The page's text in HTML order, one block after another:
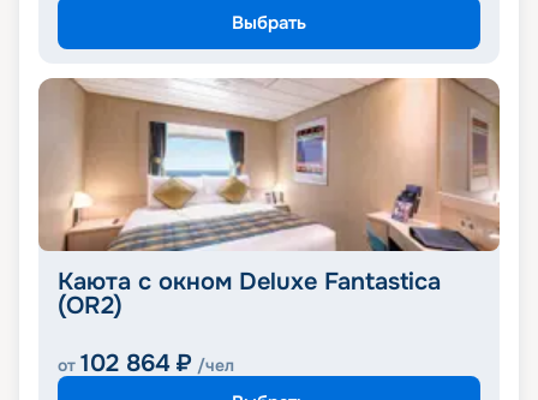
Выбрать
Каюта с окном Deluxe Fantastica
(OR2)
от 102 864 ₽ /чел